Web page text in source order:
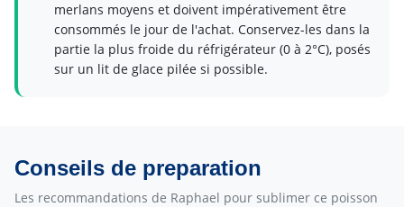
merlans moyens et doivent impérativement être
consommés le jour de l'achat. Conservez-les dans la
partie la plus froide du réfrigérateur (0 à 2°C), posés
sur un lit de glace pilée si possible.
Conseils de preparation
Les recommandations de Raphael pour sublimer ce poisson